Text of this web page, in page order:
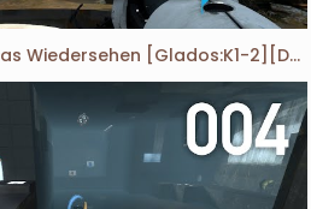
Portal 2 #003 - Das Wiedersehen [Glados:K1-2][DE][HD]